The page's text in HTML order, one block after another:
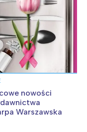
nowości
Warszawska